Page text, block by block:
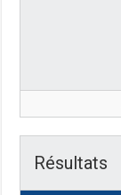
Résultats